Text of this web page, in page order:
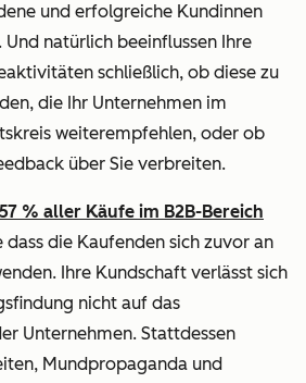
und erfolgreiche Kundinnen
natürlich beeinflussen Ihre
schließlich, ob diese zu
die Ihr Unternehmen im
weiterempfehlen, oder ob
über Sie verbreiten.
57 % aller Käufe im B2B-Bereich
dass die Kaufenden sich zuvor an
Ihre Kundschaft verlässt sich
nicht auf das
Unternehmen. Stattdessen
Mundpropaganda und